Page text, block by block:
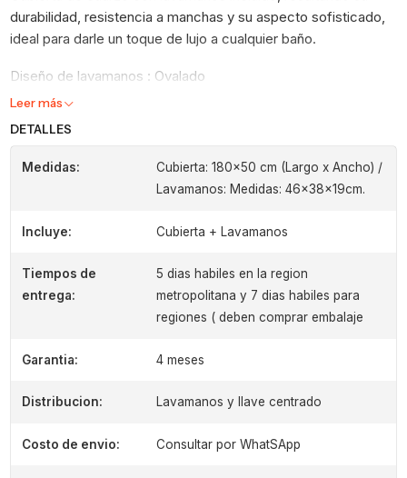
durabilidad, resistencia a manchas y su aspecto sofisticado,
ideal para darle un toque de lujo a cualquier baño.
Diseño de lavamanos : Ovalado
Leer más
DETALLES
Medidas:
Cubierta: 180x50 cm (Largo x Ancho) /
Lavamanos: Medidas: 46x38x19cm.
Incluye: Cubierta + Lavamanos
Tiempos de
entrega:
5 dias habiles en la region
metropolitana y 7 dias habiles para
regiones ( deben comprar embalaje
Garantia: 4 meses
Distribucion: Lavamanos y llave centrado
Costo de envio: Consultar por WhatSApp